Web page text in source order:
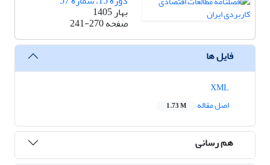
بهار 1405
صفحه241-270
فایل ها
اصل مقاله
1.73 M
هم رسانی